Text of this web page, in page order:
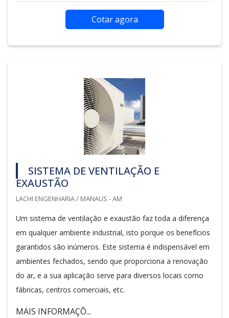
Cotar agora
SISTEMA DE VENTILAÇÃO E
EXAUSTÃO
LACHI ENGENHARIA / MANAUS - AM
Um sistema de ventilação e exaustão faz toda a diferença
em qualquer ambiente industrial, isto porque os benefícios
garantidos são inúmeros. Este sistema é indispensável em
ambientes fechados, sendo que proporciona a renovação
do ar, e a sua aplicação serve para diversos locais como
fábricas, centros comerciais, etc.
MAIS INFORMAÇÕ...